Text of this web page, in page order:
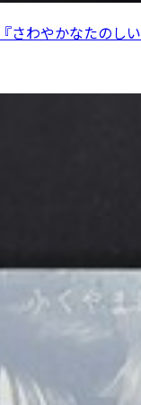
さわやかなたの